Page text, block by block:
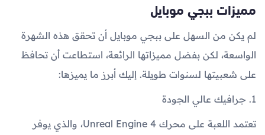
مميزات ببجي موبايل
لم يكن من السهل على ببجي موبايل أن تحقق هذه الشهرة
الواسعة، لكن بفضل مميزاتها الرائعة، استطاعت أن تحافظ
على شعبيتها لسنوات طويلة. إليك أبرز ما يميزها:
1. جرافيك عالي الجودة
تعتمد اللعبة على محرك Unreal Engine 4، والذي يوفر